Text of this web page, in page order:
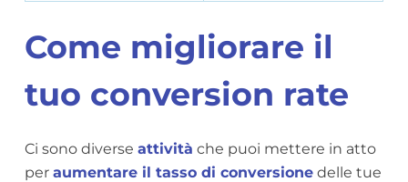
Come migliorare il
tuo conversion rate
Ci sono diverse attività che puoi mettere in atto
per aumentare il tasso di conversionedelle tue